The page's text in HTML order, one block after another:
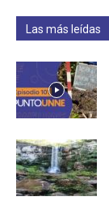
Las más leídas